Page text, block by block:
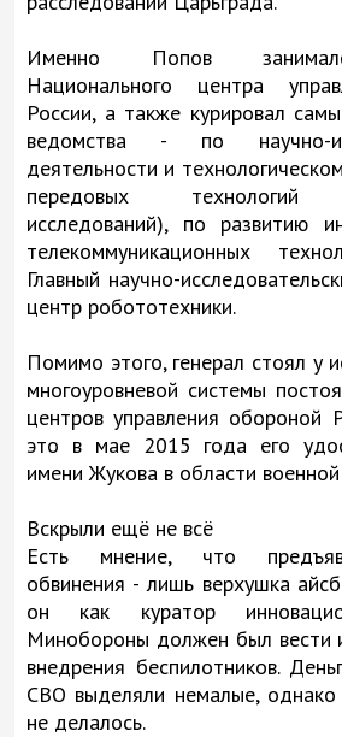
Именно Попов
Национального центра
России, а также курировал
ведомства - по научно-
деятельности и
передовых технологий
исследований), по развитию
телекоммуникационных
Главный научно-
центр робототехники.
Помимо этого, генерал стоял у
многоуровневой системы
центров управления обороной
это в мае 2015 года его
имени Жукова в области военной
Вскрыли ещё не всё
Есть мнение, что
обвинения - лишь верхушка
он как куратор
Минобороны должен был вести
внедрения беспилотников.
СВО выделяли немалые, однако
не делалось.